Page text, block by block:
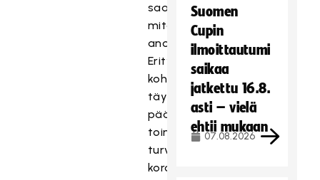
saatukaan,
mitä
anoimme.
Erityisavustus
kohdentuu
täysimääräisenä
pääsarjajoukkueiden
toimintaedellytysten
turvaamiseen
koronapandemian
Suomen
Cupin
ilmoittautumi
saikaa
jatkettu 16.8.
asti – vielä
ehtii mukaan
07.08.2026